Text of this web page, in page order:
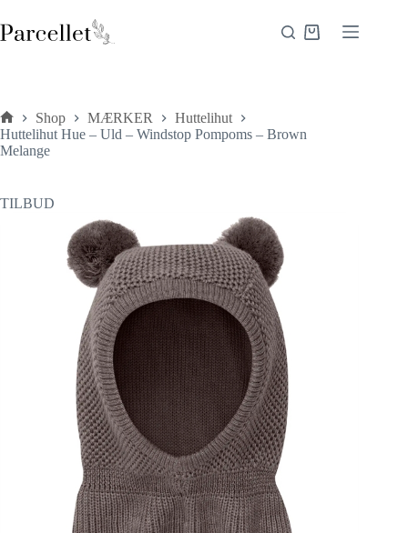
til
indhold
Indkøbskurv
Forside
Shop MÆRKER
Huttelihut
Huttelihut Hue – Uld – Windstop Pompoms – Brown
Melange
TILBUD